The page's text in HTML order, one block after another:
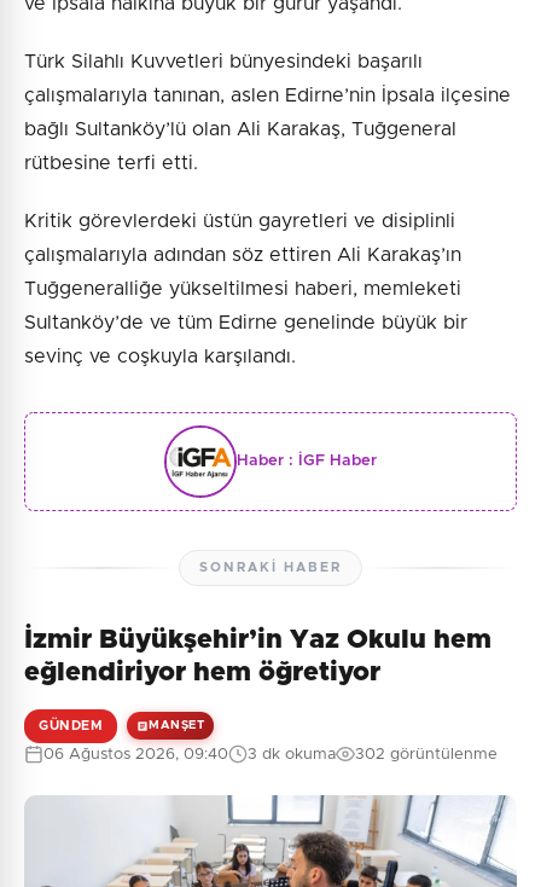
Türk Silahlı Kuvvetleri bünyesindeki başarılı
çalışmalarıyla tanınan, aslen Edirne’nin İpsala ilçesine
bağlı Sultanköy’lü olan Ali Karakaş, Tuğgeneral
rütbesine terfi etti.
Kritik görevlerdeki üstün gayretleri ve disiplinli
çalışmalarıyla adından söz ettiren Ali Karakaş’ın
Tuğgeneralliğe yükseltilmesi haberi, memleketi
Sultanköy’de ve tüm Edirne genelinde büyük bir
sevinç ve coşkuyla karşılandı.
Haber : İGF Haber
SONRAKI HABER
İzmir Büyükşehir’in Yaz Okulu hem
eğlendiriyor hem öğretiyor
GÜNDEM MANŞET
06 Ağustos 2026, 09:40 3 dk okuma 302 görüntülenme